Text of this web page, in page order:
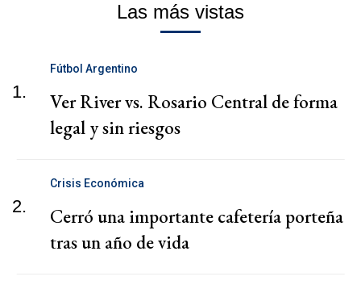
Las más vistas
1.
Fútbol Argentino
Ver River vs. Rosario Central de forma
legal y sin riesgos
2.
Crisis Económica
Cerró una importante cafetería porteña
tras un año de vida